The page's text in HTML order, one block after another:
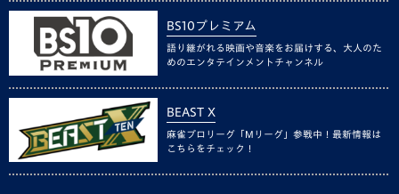
BS10プレミアム
語り継がれる映画や音楽をお届けする、大人のた
めのエンタテインメントチャンネル
BEAST X
麻雀プロリーグ「Mリーグ」参戦中！最新情報は
こちらをチェック！